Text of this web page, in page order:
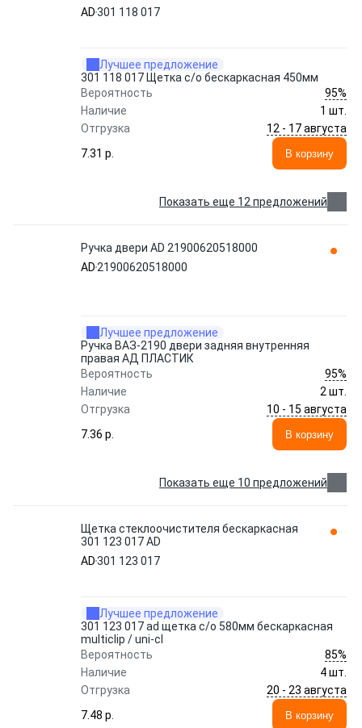
AD301 118 017
Лучшее предложение
301 118 017 Щетка с/о бескаркасная 450мм
Вероятность
95%
Наличие
1 шт.
Отгрузка
12 - 17 августа
7.31 p.
В корзину
Показать еще 12 предложений
Ручка двери AD 21900620518000
AD 21900620518000
Лучшее предложение
Ручка ВАЗ-2190 двери задняя внутренняя
правая АД ПЛАСТИК
Вероятность
95%
Наличие
2 шт.
Отгрузка
10 - 15 августа
7.36 p.
В корзину
Показать еще 10 предложений
Щетка стеклоочистителя бескаркасная
301 123 017 AD
AD301 123 017
Лучшее предложение
301 123 017 ad щетка с/о 580мм бескаркасная
multiclip / uni-cl
Вероятность
85%
Наличие
4 шт.
Отгрузка
20 - 23 августа
7.48 p.
В корзину